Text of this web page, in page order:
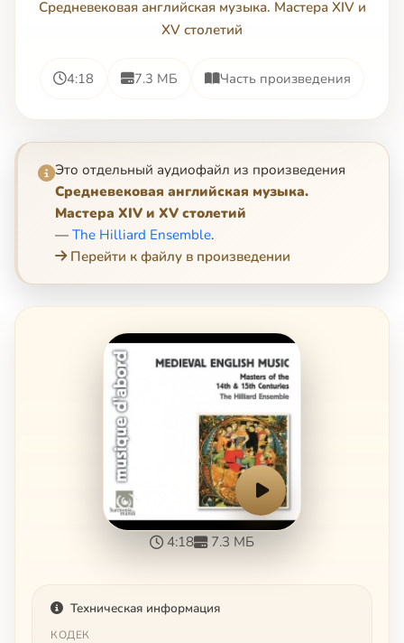
Средневековая английская музыка. Мастера XIV и
XV столетий
4:18 7.3 МБ Часть произведения
Это отдельный аудиофайл из произведения
Средневековая английская музыка.
Мастера XIV и XV столетий
— The Hilliard Ensemble.
Перейти к файлу в произведении
4:18 7.3 МБ
Техническая информация
КОДЕК